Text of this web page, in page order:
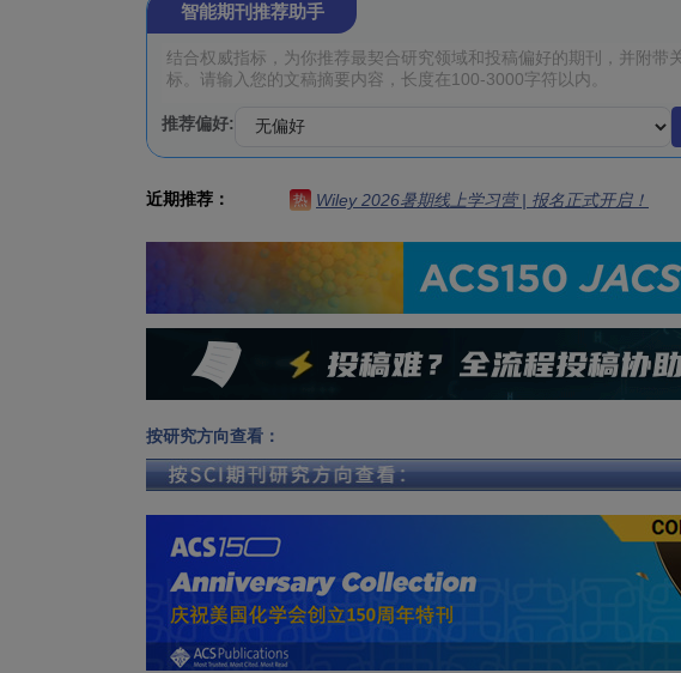
智能期刊推荐助手
推荐偏好:
近期推荐： 热 Wiley 2026暑期线上学习营 | 报名正式开启！
按研究方向查看：